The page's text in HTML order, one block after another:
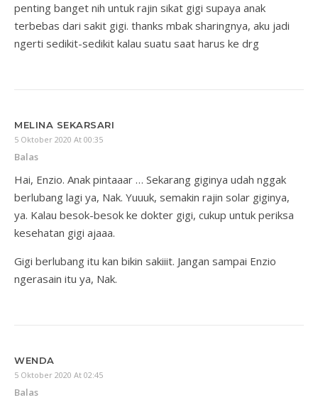
penting banget nih untuk rajin sikat gigi supaya anak
terbebas dari sakit gigi. thanks mbak sharingnya, aku jadi
ngerti sedikit-sedikit kalau suatu saat harus ke drg
MELINA SEKARSARI
5 Oktober 2020 At 00:35
Balas
Hai, Enzio. Anak pintaaar … Sekarang giginya udah nggak
berlubang lagi ya, Nak. Yuuuk, semakin rajin solar giginya,
ya. Kalau besok-besok ke dokter gigi, cukup untuk periksa
kesehatan gigi ajaaa.
Gigi berlubang itu kan bikin sakiiit. Jangan sampai Enzio
ngerasain itu ya, Nak.
WENDA
5 Oktober 2020 At 02:45
Balas